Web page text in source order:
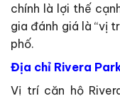
chính là lợi thế
gia đánh giá là “vị
phố.
Địa chỉ Rivera
Vị trí căn hộ